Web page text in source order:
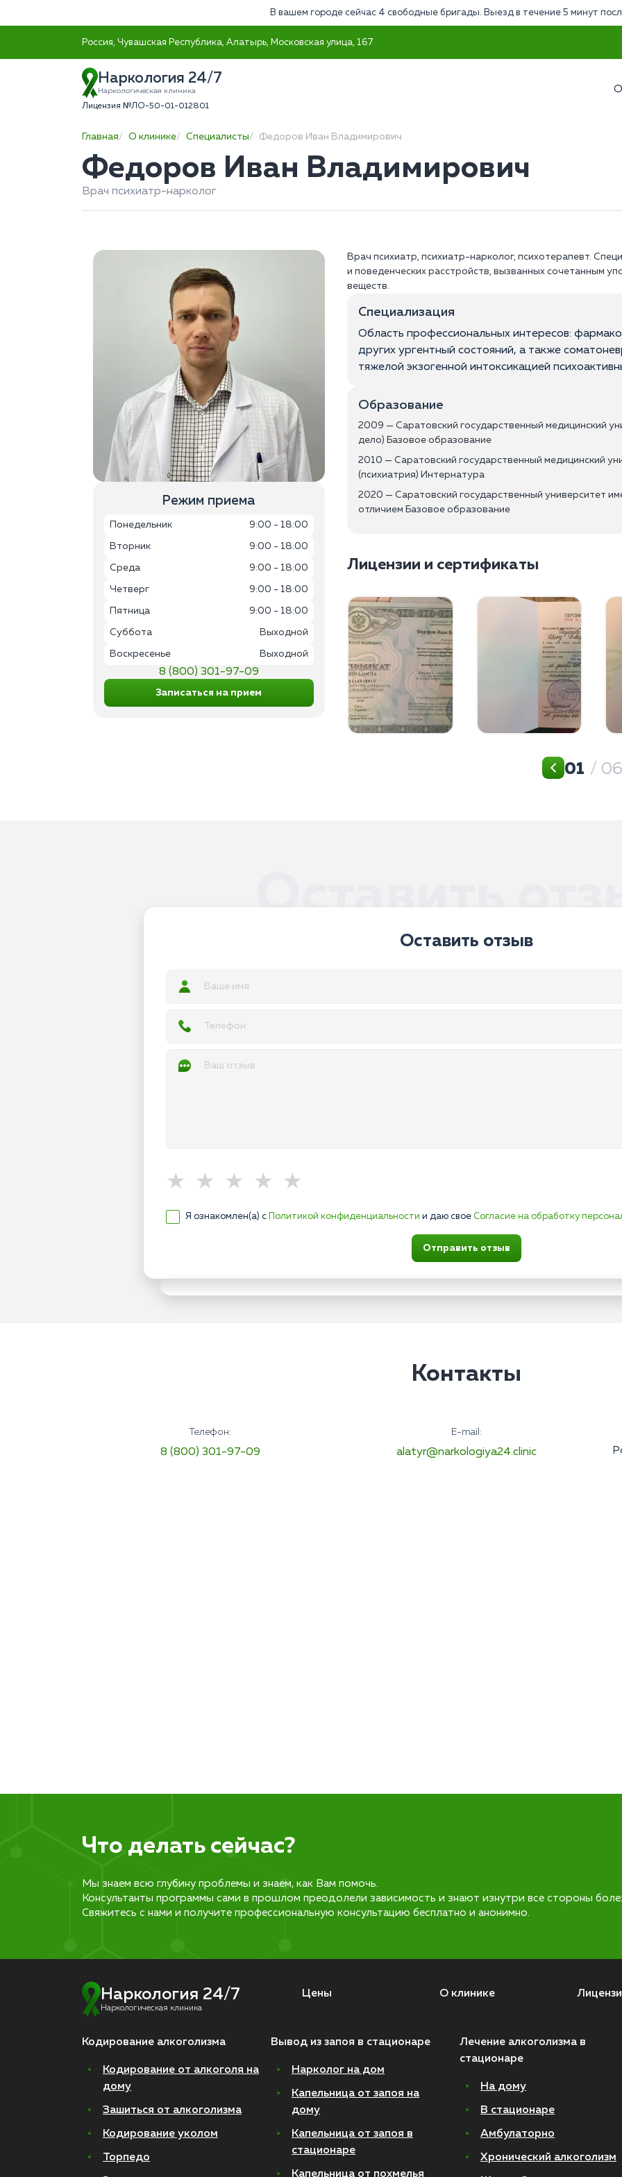
В вашем городе сейчас 4 свободные бригады. Выезд в течение 5 минут
Россия, Чувашская Республика, Алатырь, Московская улица, 167
Наркология 24/7
Наркологическая клиника
Лицензия №ЛО-50-01-012801
О
Главная О клинике Специалисты Федоров Иван Владимирович
Федоров Иван Владимирович
Врач психиатр-нарколог
Режим приема
Понедельник 9:00 - 18:00
Вторник 9:00 - 18:00
Среда 9:00 - 18:00
Четверг 9:00 - 18:00
Пятница 9:00 - 18:00
Суббота Выходной
Воскресенье Выходной
8 (800) 301-97-09
Записаться на прием
Врач психиатр, психиатр-нарколог, психотерапевт.
и поведенческих расстройств, вызванных сочетанным
веществ.
Специализация
Область профессиональных интересов:
других ургентный состояний, а также
тяжелой экзогенной интоксикацией
Образование
2009 — Саратовский государственный медицинский
дело) Базовое образование
2010 — Саратовский государственный медицинский
(психиатрия) Интернатура
2020 — Саратовский государственный университет
отличием Базовое образование
Лицензии и сертификаты
01 / 06
Оставить
Оставить отзыв
Я ознакомлен(а) с Политикой конфиденциальности и даю свое Согласие на обработку
Отправить отзыв
Контакты
Телефон:
8 (800) 301-97-09
E-mail:
alatyr@narkologiya24.clinic
Что делать сейчас?
Мы знаем всю глубину проблемы и знаем, как Вам помочь.
Консультанты программы сами в прошлом преодолели зависимость и знают изнутри все стороны
Свяжитесь с нами и получите профессиональную консультацию бесплатно и анонимно.
Наркология 24/7
Наркологическая клиника
Цены О клинике
Кодирование алкоголизма
Кодирование от алкоголя на
дому
Зашиться от алкоголизма
Кодирование уколом
Торпедо
Вывод из запоя в стационаре
Нарколог на дом
Капельница от запоя на
дому
Капельница от запоя в
стационаре
Капельница от похмелья
Лечение алкоголизма в
стационаре
На дому
В стационаре
Амбулаторно
Хронический алкоголизм